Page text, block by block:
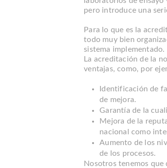
pero introduce una
Para lo que es la
todo muy bien
sistema implementado.
La acreditación de la
ventajas, como, por
Identificación de
de mejora.
Garantía de la
Mejora de la
nacional como
Aumento de los
de los procesos.
Nosotros tenemos que